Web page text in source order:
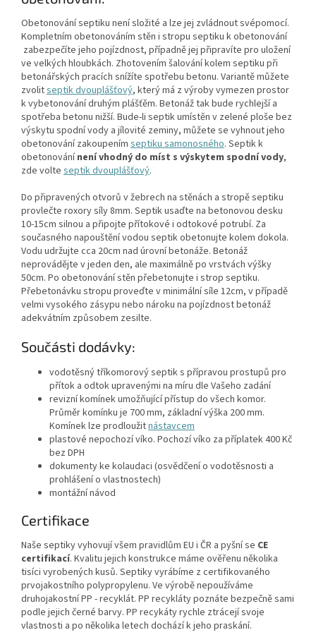
Obetonování septiku není složité a lze jej zvládnout svépomocí.
Kompletním obetonováním stěn i stropu septiku k obetonování
zabezpečíte jeho pojízdnost, případně jej připravíte pro uložení
ve velkých hloubkách. Zhotovením šalování kolem septiku při
betonářských pracích snížíte spotřebu betonu. Variantě můžete
zvolitseptik dvouplášťový, který má z výroby vymezen prostor
k vybetonování druhým plášťěm. Betonáž tak bude rychlejší a
spotřeba betonu nižší. Bude-li septik umístěn v zelené ploše bez
výskytu spodní vody a jílovité zeminy, můžete se vyhnout jeho
obetonování zakoupením septiku samonosného. Septik k
obetonovánínení vhodný do míst s výskytem spodní vody,
zde volte septik dvouplášťový.
Do připravených otvorů v žebrech na stěnách a stropě septiku
provlečte roxory síly 8mm. Septik usaďte na betonovou desku
10-15cm silnou a připojte přítokové i odtokové potrubí. Za
současného napouštění vodou septik obetonujte kolem dokola.
Vodu udržujte cca 20cm nad úrovní betonáže. Betonáž
neprovádějte v jeden den, ale maximálně po vrstvách výšky
50cm. Po obetonování stěn přebetonujte i strop septiku.
Přebetonávku stropu proveďte v minimální síle 12cm, v případě
velmi vysokého zásypu nebo nároku na pojízdnost betonáž
adekvátním způsobem zesilte.
Součásti dodávky:
vodotěsný tříkomorový septik s přípravou prostupů pro
přítok a odtok upravenými na míru dle Vašeho zadání
revizní komínek umožňující přístup do všech komor.
Průměr komínku je 700 mm, základní výška 200 mm.
Komínek lze prodloužitnástavcem
plastové nepochozí víko. Pochozí víko za příplatek 400 Kč
bez DPH
dokumenty ke kolaudaci (osvědčení o vodotěsnosti a
prohlášení o vlastnostech)
montážní návod
Certifikace
Naše septiky vyhovují všem pravidlům EU i ČR a pyšní se CE
certifikací. Kvalitu jejich konstrukce máme ověřenu několika
tisíci vyrobených kusů. Septiky vyrábíme z certifikovaného
prvojakostního polypropylenu. Ve výrobě nepoužíváme
druhojakostní PP - recyklát. PP recykláty poznáte bezpečně sami
podle jejich černé barvy. PP recykáty rychle ztrácejí svoje
vlastnosti a po několika letech dochází k jeho praskání.